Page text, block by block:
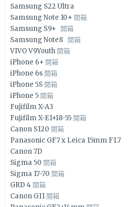
Samsung S22 Ultra
Samsung Note 10+ 開箱
Samsung S9+ 開箱
Samsung Note8 開箱
VIVO V9Youth 開箱
iPhone 6+ 開箱
iPhone 6s 開箱
iPhone 5S 開箱
iPhone 5 開箱
Fujifilm X-A3
Fujifilm X-E1+18-55 開箱
Canon S120 開箱
Panasonic GF7 x Leica 15mm F1.7
Canon 7D
Sigma 50 開箱
Sigma 17-70 開箱
GRD 4 開箱
Canon G11 開箱